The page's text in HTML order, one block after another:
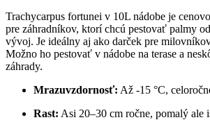
Trachycarpus fortunei v 10L nádobe je
pre záhradníkov, ktorí chcú pestovať palmy
vývoj. Je ideálny aj ako darček pre
Možno ho pestovať v nádobe na terase a
záhrady.
Mrazuvzdornosť: Až -15 °C,
Rast: Asi 20–30 cm ročne, pomalý ale